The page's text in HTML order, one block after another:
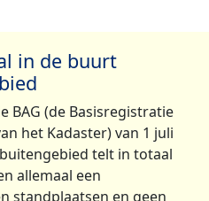
in de buurt
BAG (de Basisregistratie
het Kadaster) van 1 juli
telt in totaal
allemaal een
standplaatsen en geen